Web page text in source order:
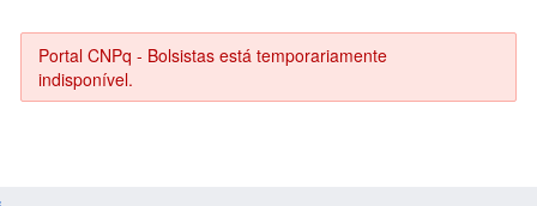
Portal CNPq - Bolsistas está temporariamente
indisponível.